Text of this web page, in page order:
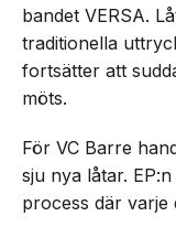
bandet VERSA.
traditionella
fortsätter att
möts.
För VC Barre
sju nya låtar.
process där varje